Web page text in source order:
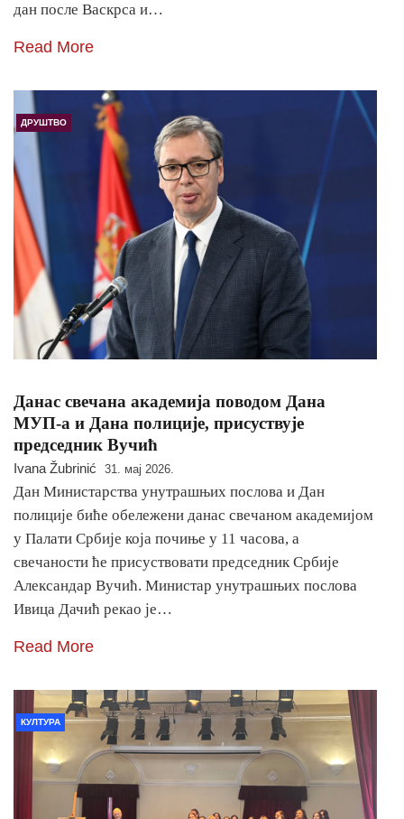
дан после Васкрса и…
Read More
ДРУШТВО
Данас свечана академија поводом Дана
МУП-а и Дана полиције, присуствује
председник Вучић
Ivana Žubrinić 31. мај 2026.
Дан Министарства унутрашњих послова и Дан
полиције биће обележени данас свечаном академијом
у Палати Србије која почиње у 11 часова, а
свечаности ће присуствовати председник Србије
Александар Вучић. Министар унутрашњих послова
Ивица Дачић рекао је…
Read More
КУЛТУРА